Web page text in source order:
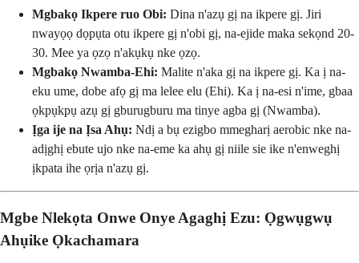
Mgbakọ Ikpere ruo Obi: Dina n'azụ gị na ikpere gị. Jiri
nwayọọ dọpụta otu ikpere gị n'obi gị, na-ejide maka sekọnd 20-
30. Mee ya ọzọ n'akụkụ nke ọzọ.
Mgbakọ Nwamba-Ehi: Malite n'aka gị na ikpere gị. Ka ị na-
eku ume, dobe afọ gị ma lelee elu (Ehi). Ka ị na-esi n'ime, gbaa
ọkpụkpụ azụ gị gburugburu ma tinye agba gị (Nwamba).
Ịga ije na Ịsa Ahụ: Ndị a bụ ezigbo mmegharị aerobic nke na-
adịghị ebute ujo nke na-eme ka ahụ gị niile sie ike n'enweghị
ịkpata ihe ọrịa n'azụ gị.
Mgbe Nlekọta Onwe Onye Agaghị Ezu: Ọgwụgwụ
Ahụike Ọkachamara